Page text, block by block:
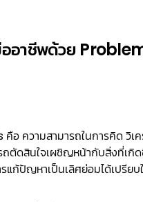
อาชีพด้วย
อ ความสามารถในการคิด วิเ
ตัดสินใจเผชิญหน้ากับสิ่งที่เกิ
แก้ปัญหาเป็นเลิศย่อมได้เปรีย